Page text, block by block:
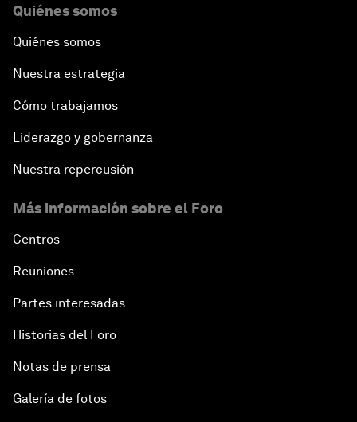
Quiénes somos
Quiénes somos
Nuestra estrategia
Cómo trabajamos
Liderazgo y gobernanza
Nuestra repercusión
Más información sobre el Foro
Centros
Reuniones
Partes interesadas
Historias del Foro
Notas de prensa
Galería de fotos